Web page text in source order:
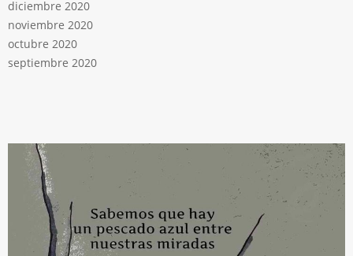
diciembre 2020
noviembre 2020
octubre 2020
septiembre 2020